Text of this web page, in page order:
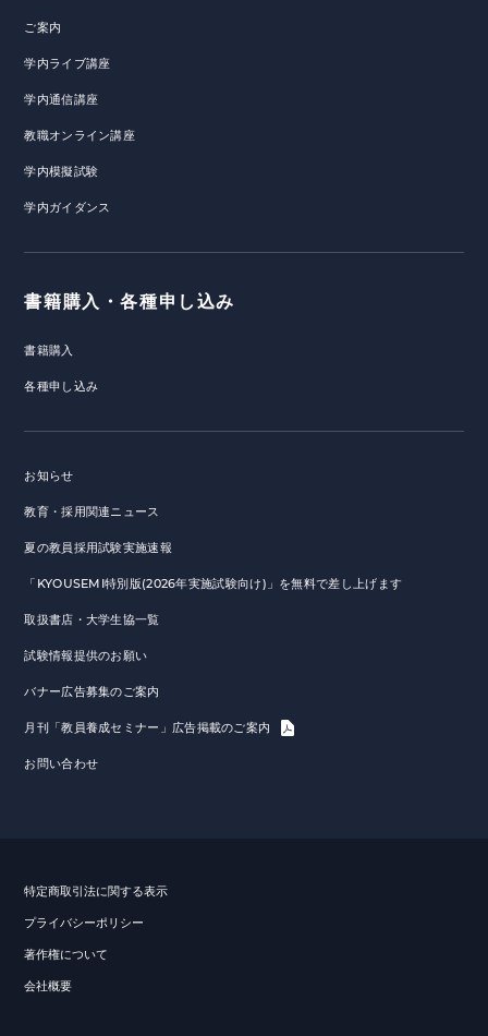
ご案内
学内ライブ講座
学内通信講座
教職オンライン講座
学内模擬試験
学内ガイダンス
書籍購入・各種申し込み
書籍購入
各種申し込み
お知らせ
教育・採用関連ニュース
夏の教員採用試験実施速報
「KYOUSEMI特別版(2026年実施試験向け)」を無料で差し上げます
取扱書店・大学生協一覧
試験情報提供のお願い
バナー広告募集のご案内
月刊「教員養成セミナー」広告掲載のご案内
お問い合わせ
特定商取引法に関する表示
プライバシーポリシー
著作権について
会社概要